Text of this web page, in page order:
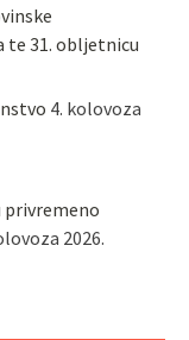
te 31. obljetnicu
4. kolovoza
privremeno
2026.